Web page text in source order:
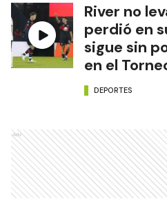
River no
perdió en
sigue sin
en el
DEPORTES
Ads